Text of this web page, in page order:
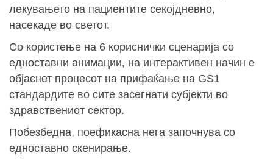
лекувањето на пациентите секојдневно,
насекаде во светот.
Со користење на 6 кориснички сценарија со
едноставни анимации, на интерактивен начин е
објаснет процесот на прифаќање на GS1
стандардите во сите засегнати субјекти во
здравствениот сектор.
Побезбедна, поефикасна нега започнува со
едноставно скенирање.